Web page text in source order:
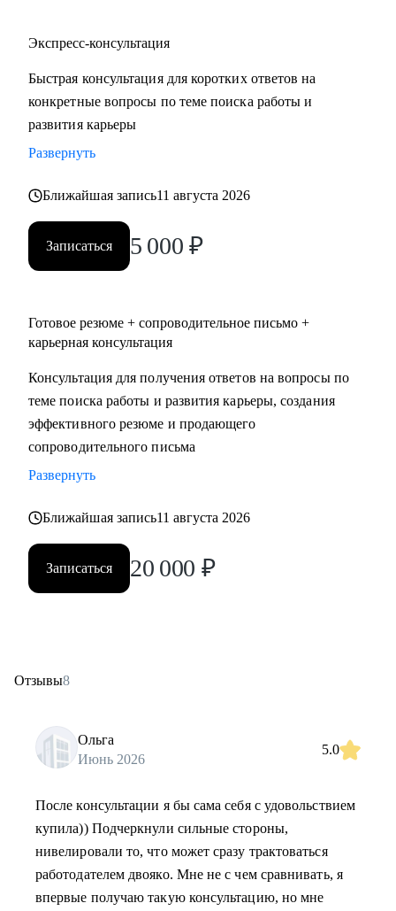
Экспресс-консультация
Быстрая консультация для коротких ответов на
конкретные вопросы по теме поиска работы и
развития карьеры
Развернуть
Ближайшая запись11 августа 2026
Записаться 5 000 ₽
Готовое резюме + сопроводительное письмо +
карьерная консультация
Консультация для получения ответов на вопросы по
теме поиска работы и развития карьеры, создания
эффективного резюме и продающего
сопроводительного письма
Развернуть
Ближайшая запись11 августа 2026
Записаться 20 000 ₽
Отзывы8
Ольга
Июнь 2026
5.0
После консультации я бы сама себя с удовольствием
купила)) Подчеркнули сильные стороны,
нивелировали то, что может сразу трактоваться
работодателем двояко. Мне не с чем сравнивать, я
впервые получаю такую консультацию, но мне